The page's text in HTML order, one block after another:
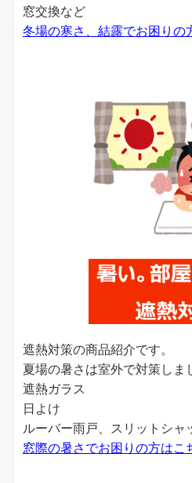
窓交換など
冬場の寒さ、結露でお困りの
遮熱対策の商品紹介です。
夏場の暑さは室外で対策しま
遮熱ガラス
日よけ
ルーバー雨戸、スリットシャ
窓際の暑さでお困りの方はこ